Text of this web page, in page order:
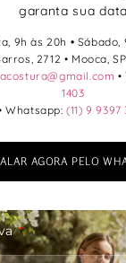
garanta sua data
9h às 20h • Sábado,
2712 • Mooca,
1403
Whatsapp:(11) 9 9397
AGORA PELO